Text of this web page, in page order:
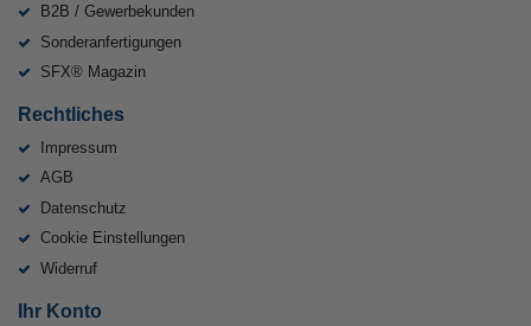
B2B / Gewerbekunden
Sonderanfertigungen
SFX® Magazin
Rechtliches
Impressum
AGB
Datenschutz
Cookie Einstellungen
Widerruf
Ihr Konto